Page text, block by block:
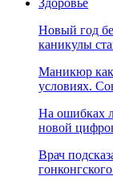
Здоровье
Новый год
каникулы
Маникюр
условиях.
На ошибках
новой
Врач